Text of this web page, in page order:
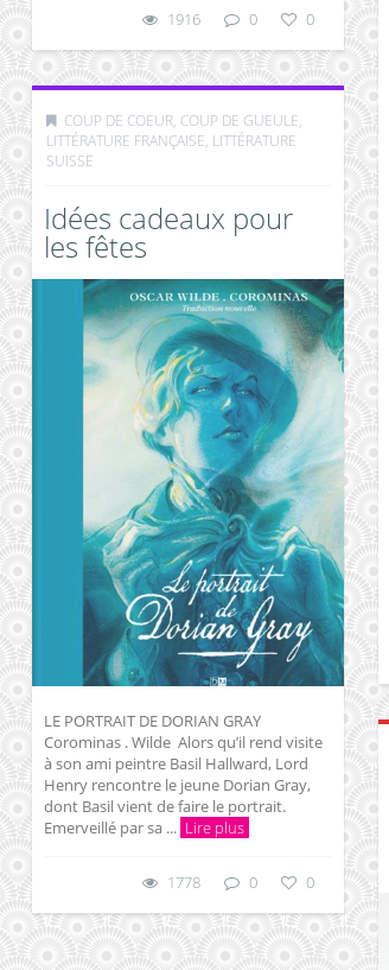
1916 0 0
COUP DE COEUR, COUP DE GUEULE,
LITTÉRATURE FRANÇAISE, LITTÉRATURE
SUISSE
Idées cadeaux pour
les fêtes
LE PORTRAIT DE DORIAN GRAY
Corominas . Wilde Alors qu’il rend visite
à son ami peintre Basil Hallward, Lord
Henry rencontre le jeune Dorian Gray,
dont Basil vient de faire le portrait.
Emerveillé par sa ... Lire plus
1778 0 0